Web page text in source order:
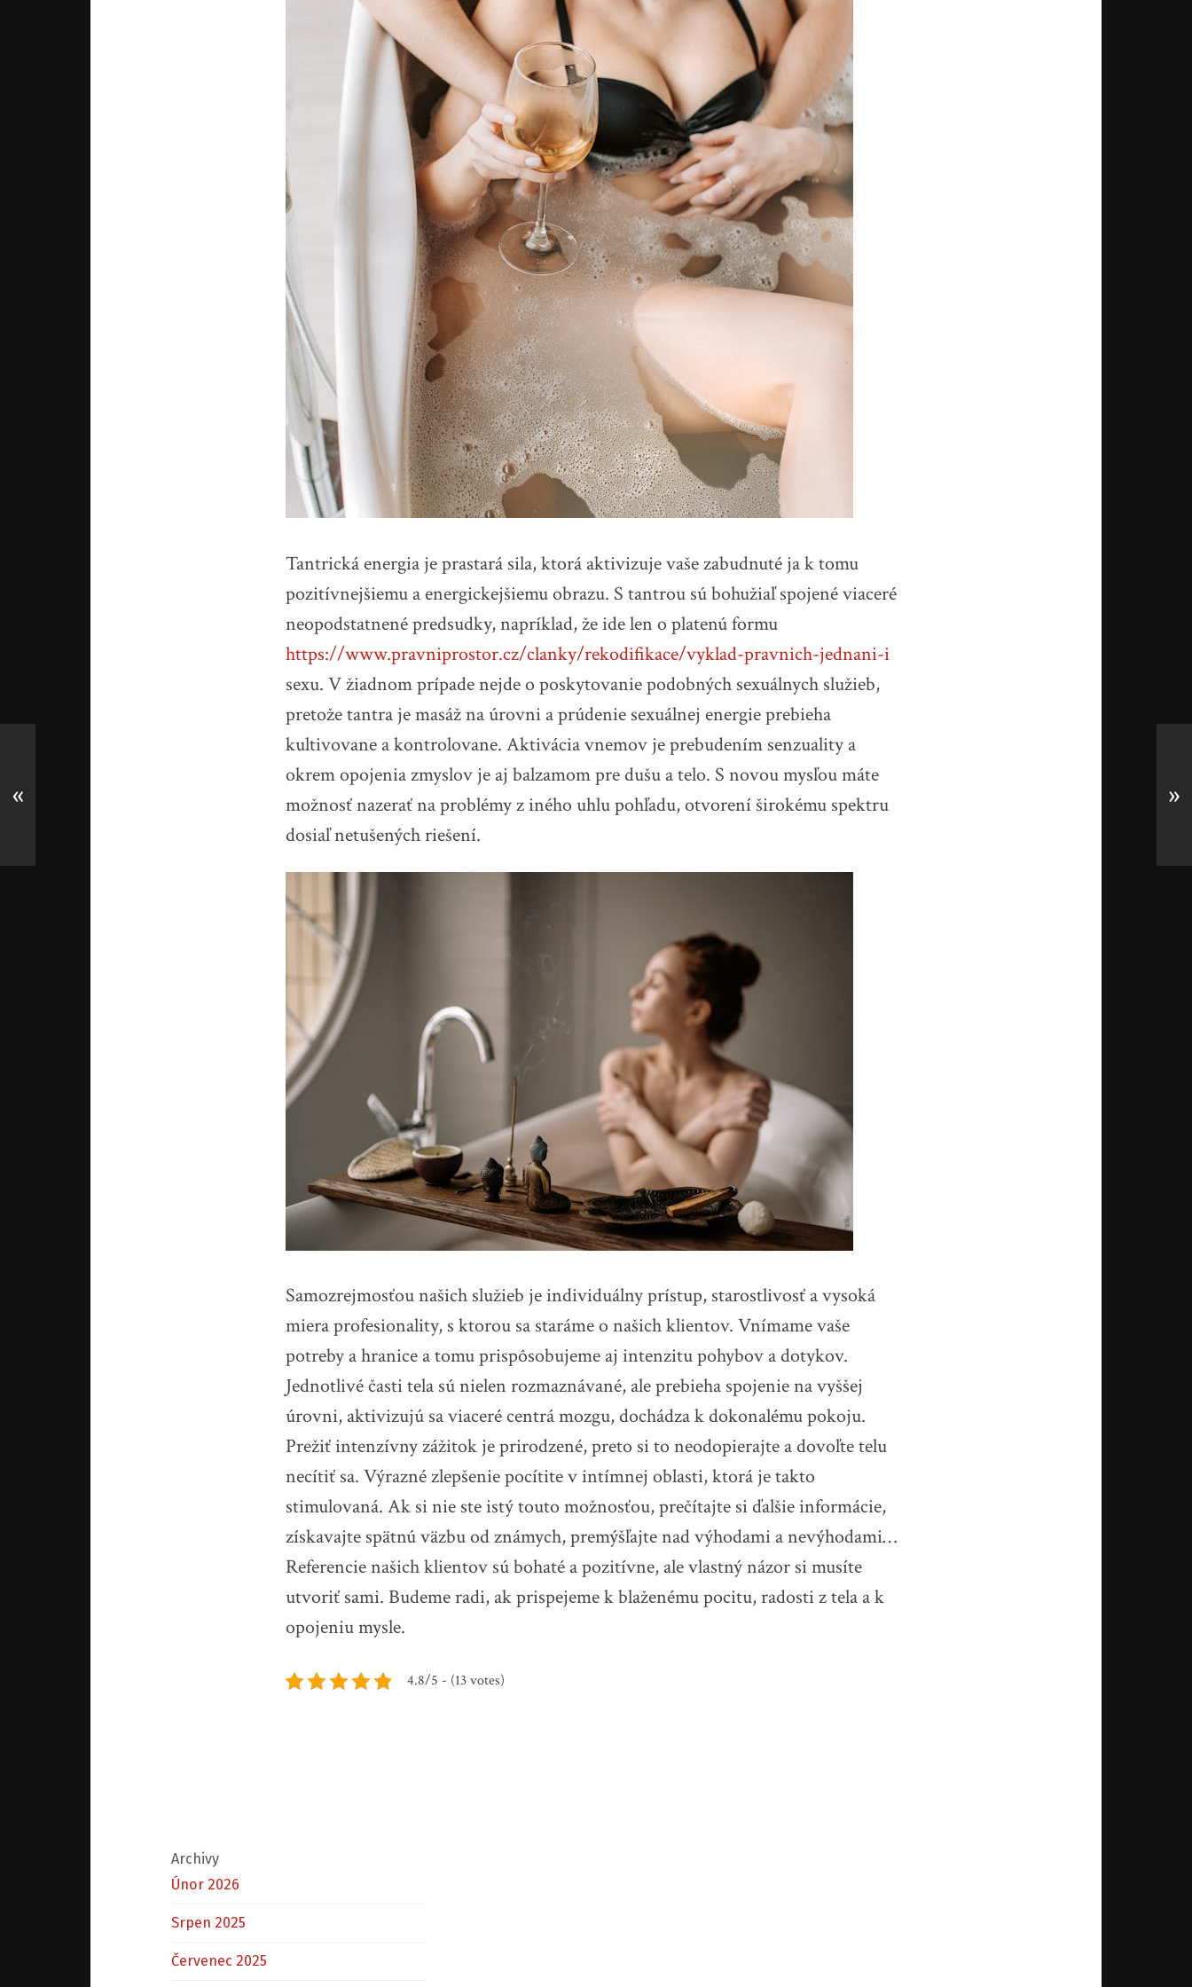
Tantrická energia je prastará sila, ktorá aktivizuje vaše zabudnuté ja k tomu
pozitívnejšiemu a energickejšiemu obrazu. S tantrou sú bohužiaľ spojené viaceré
neopodstatnené predsudky, napríklad, že ide len o platenú formu
https://www.pravniprostor.cz/clanky/rekodifikace/vyklad-pravnich-jednani-i
sexu. V žiadnom prípade nejde o poskytovanie podobných sexuálnych služieb,
pretože tantra je masáž na úrovni a prúdenie sexuálnej energie prebieha
kultivovane a kontrolovane. Aktivácia vnemov je prebudením senzuality a
okrem opojenia zmyslov je aj balzamom pre dušu a telo. S novou mysľou máte
možnosť nazerať na problémy z iného uhlu pohľadu, otvorení širokému spektru
dosiaľ netušených riešení.
Samozrejmosťou našich služieb je individuálny prístup, starostlivosť a vysoká
miera profesionality, s ktorou sa staráme o našich klientov. Vnímame vaše
potreby a hranice a tomu prispôsobujeme aj intenzitu pohybov a dotykov.
Jednotlivé časti tela sú nielen rozmaznávané, ale prebieha spojenie na vyššej
úrovni, aktivizujú sa viaceré centrá mozgu, dochádza k dokonalému pokoju.
Prežiť intenzívny zážitok je prirodzené, preto si to neodopierajte a dovoľte telu
necítiť sa. Výrazné zlepšenie pocítite v intímnej oblasti, ktorá je takto
stimulovaná. Ak si nie ste istý touto možnosťou, prečítajte si ďalšie informácie,
získavajte spätnú väzbu od známych, premýšľajte nad výhodami a nevýhodami…
Referencie našich klientov sú bohaté a pozitívne, ale vlastný názor si musíte
utvoriť sami. Budeme radi, ak prispejeme k blaženému pocitu, radosti z tela a k
opojeniu mysle.
4.8/5 - (13 votes)
« »
Archivy
Únor 2026
Srpen 2025
Červenec 2025